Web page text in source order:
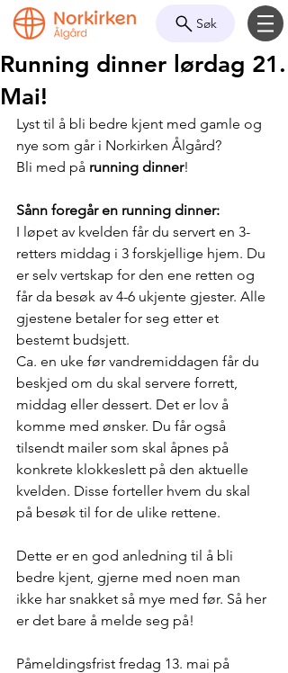
Søk
Running dinner lørdag 21.
Mai!
Lyst til å bli bedre kjent med gamle og
nye som går i Norkirken Ålgård?
Bli med på running dinner!
Sånn foregår en running dinner:
I løpet av kvelden får du servert en 3-
retters middag i 3 forskjellige hjem. Du
er selv vertskap for den ene retten og
får da besøk av 4-6 ukjente gjester. Alle
gjestene betaler for seg etter et
bestemt budsjett.
Ca. en uke før vandremiddagen får du
beskjed om du skal servere forrett,
middag eller dessert. Det er lov å
komme med ønsker. Du får også
tilsendt mailer som skal åpnes på
konkrete klokkeslett på den aktuelle
kvelden. Disse forteller hvem du skal
på besøk til for de ulike rettene.
Dette er en god anledning til å bli
bedre kjent, gjerne med noen man
ikke har snakket så mye med før. Så her
er det bare å melde seg på!
Påmeldingsfrist fredag 13. mai på